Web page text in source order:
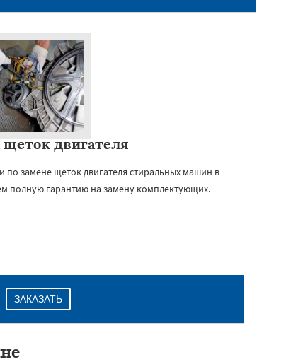
двигателя
по замене щеток двигателя стиральных машин в
полную гарантию на замену комплектующих.
ЗАКАЗАТЬ